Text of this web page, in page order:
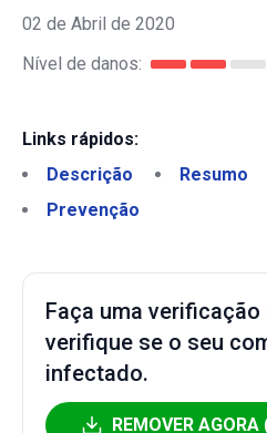
02 de Abril de 2020
Nível de danos:
Links rápidos:
Descrição
Resumo
Prevenção
Faça uma
verifique se o seu
infectado.
REMOVER